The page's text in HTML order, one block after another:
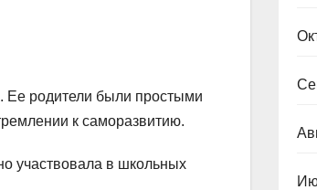
Ее родители были простыми
к саморазвитию.
участвовала в школьных